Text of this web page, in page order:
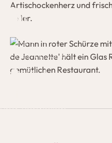
regional,
Esprit.
Verweilen.